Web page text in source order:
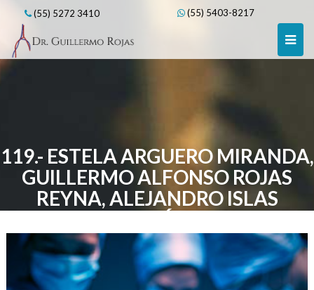
content
(55) 5272 3410 (55) 5403-8217
119.- ESTELA ARGUERO MIRANDA,
GUILLERMO ALFONSO ROJAS
REYNA, ALEJANDRO ISLAS